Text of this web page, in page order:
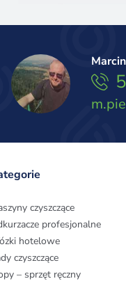
czyszczące
profesjonalne
hotelowe
czyszczące
– sprzęt ręczny